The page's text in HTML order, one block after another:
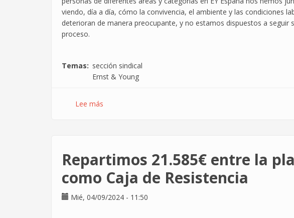
viendo, día a día, cómo la convivencia, el ambiente y las condiciones
deterioran de manera preocupante, y no estamos dispuestos a seguir
proceso.
Temas
sección sindical
Ernst & Young
Lee más
EY
Transforma
del
Ernst
Repartimos 21.585€ entre la
como Caja de Resistencia
Mié, 04/09/2024 - 11:50